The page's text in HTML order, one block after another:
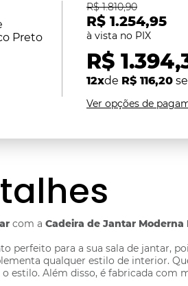
Preto
R$ 1.254,95
R$ 1.810,90
R$
12xde R$ 116,20
Ver opções de
com aCadeira de Jantar
perfeito para a sua sala de jantar,
qualquer estilo de interior.
estilo. Além disso, é fabricada